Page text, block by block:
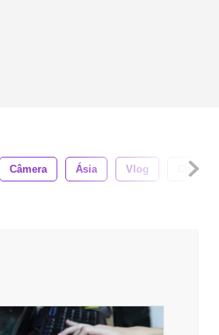
Câmera Ásia Vlog Chefe